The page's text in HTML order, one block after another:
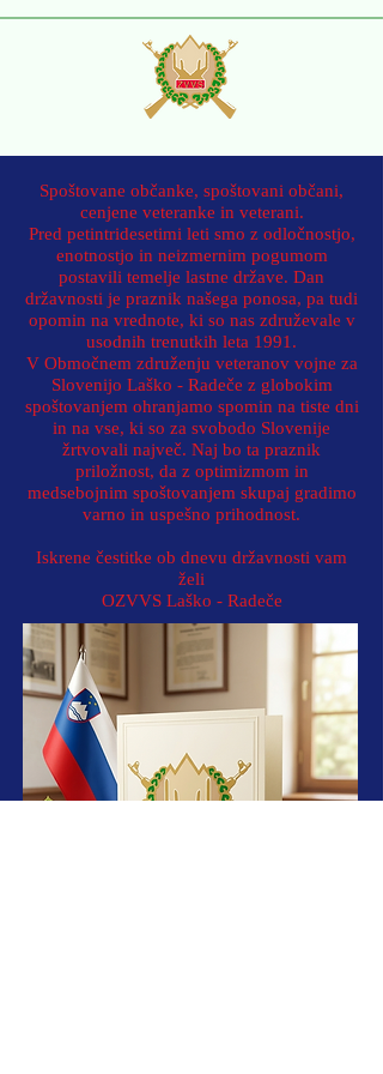
Spoštovane občanke, spoštovani občani,
cenjene veteranke in veterani.
Pred petintridesetimi leti smo z odločnostjo,
enotnostjo in neizmernim pogumom
postavili temelje lastne države. Dan
državnosti je praznik našega ponosa, pa tudi
opomin na vrednote, ki so nas združevale v
usodnih trenutkih leta 1991.
V Območnem združenju veteranov vojne za
Slovenijo Laško - Radeče z globokim
spoštovanjem ohranjamo spomin na tiste dni
in na vse, ki so za svobodo Slovenije
žrtvovali največ. Naj bo ta praznik
priložnost, da z optimizmom in
medsebojnim spoštovanjem skupaj gradimo
varno in uspešno prihodnost.
Iskrene čestitke ob dnevu državnosti vam
želi
OZVVS Laško - Radeče